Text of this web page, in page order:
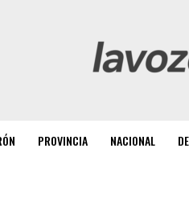
PROVINCIA NACIONAL